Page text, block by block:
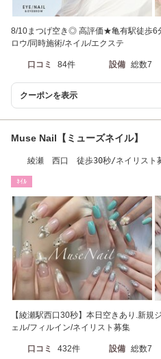
8/10まつげ空き◎ 高評価★亀有駅徒歩6
ロウ/同時施術/ネイル/エクステ
口コミ 84件 設備 総数7
クーポンを表示
Muse Nail【ミューズネイル】
綾瀬 西口 徒歩30秒/ネイリスト
ﾈｲﾙ
【綾瀬駅西口30秒】本日空きあり.新規
ェル/フィルイン/ネイリスト募集
口コミ 432件 設備 総数7